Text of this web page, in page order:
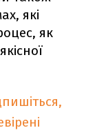
які
як